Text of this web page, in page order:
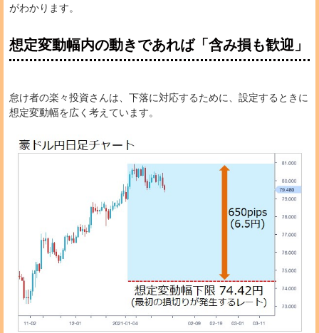
がわかります。
想定変動幅内の動きであれば「含み損も歓迎」
怠け者の楽々投資さんは、下落に対応するために、設定するときに
想定変動幅を広く考えています。